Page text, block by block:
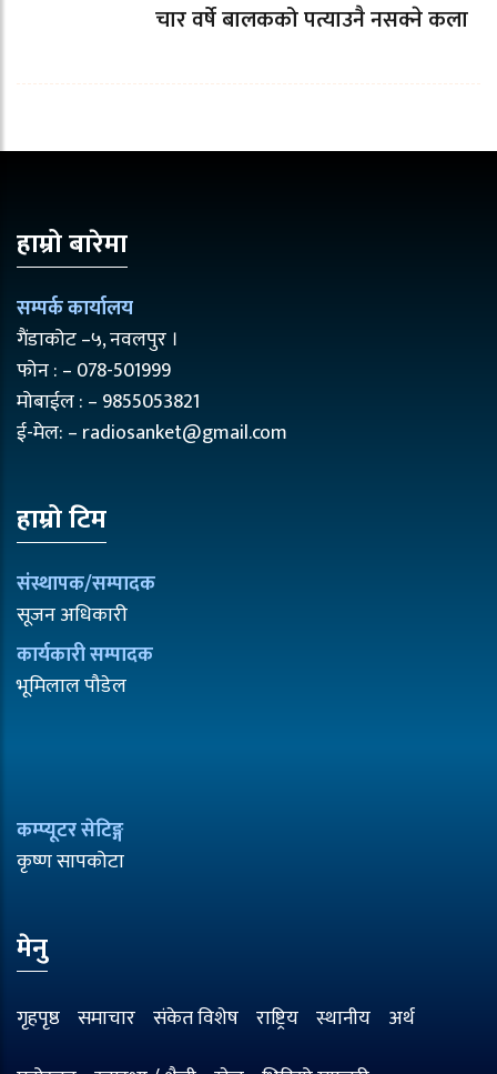
चार वर्षे बालकको पत्याउनै नसक्ने कला
हाम्रो बारेमा
सम्पर्क कार्यालय
गैंडाकोट –५, नवलपुर ।
फोन : – 078-501999
मोबाईल : – 9855053821
ई-मेल: – radiosanket@gmail.com
हाम्रो टिम
संस्थापक/सम्पादक
सूजन अधिकारी
कार्यकारी सम्पादक
भूमिलाल पौडेल
कम्प्यूटर सेटिङ्ग
कृष्ण सापकोटा
मेनु
गृहपृष्ठ समाचार संकेत विशेष राष्ट्रिय स्थानीय अर्थ